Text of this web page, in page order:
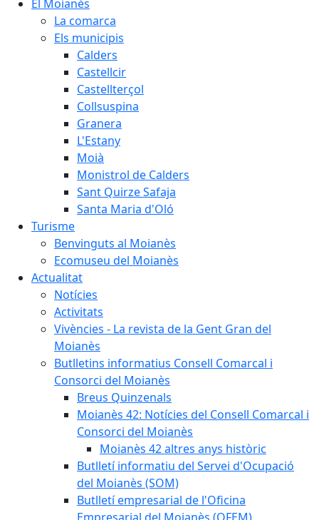
El Moianès
La comarca
Els municipis
Calders
Castellcir
Castellterçol
Collsuspina
Granera
L'Estany
Moià
Monistrol de Calders
Sant Quirze Safaja
Santa Maria d'Oló
Turisme
Benvinguts al Moianès
Ecomuseu del Moianès
Actualitat
Notícies
Activitats
Vivències - La revista de la Gent Gran del
Moianès
Butlletins informatius Consell Comarcal i
Consorci del Moianès
Breus Quinzenals
Moianès 42: Notícies del Consell Comarcal i
Consorci del Moianès
Moianès 42 altres anys històric
Butlletí informatiu del Servei d'Ocupació
del Moianès (SOM)
Butlletí empresarial de l'Oficina